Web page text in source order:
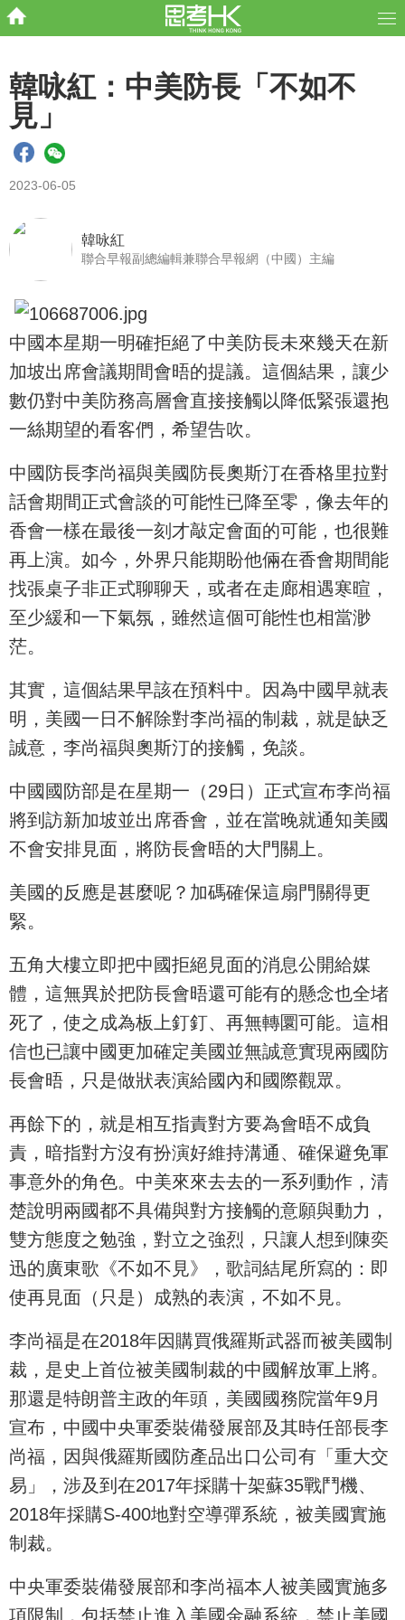
韓咏紅：中美防長「不如不
見」
2023-06-05
韓咏紅
聯合早報副總編輯兼聯合早報網（中國）主編
中國本星期一明確拒絕了中美防長未來幾天在新
加坡出席會議期間會晤的提議。這個結果，讓少
數仍對中美防務高層會直接接觸以降低緊張還抱
一絲期望的看客們，希望告吹。
中國防長李尚福與美國防長奧斯汀在香格里拉對
話會期間正式會談的可能性已降至零，像去年的
香會一樣在最後一刻才敲定會面的可能，也很難
再上演。如今，外界只能期盼他倆在香會期間能
找張桌子非正式聊聊天，或者在走廊相遇寒暄，
至少緩和一下氣氛，雖然這個可能性也相當渺
茫。
其實，這個結果早該在預料中。因為中國早就表
明，美國一日不解除對李尚福的制裁，就是缺乏
誠意，李尚福與奧斯汀的接觸，免談。
中國國防部是在星期一（29日）正式宣布李尚福
將到訪新加坡並出席香會，並在當晚就通知美國
不會安排見面，將防長會晤的大門關上。
美國的反應是甚麼呢？加碼確保這扇門關得更
緊。
五角大樓立即把中國拒絕見面的消息公開給媒
體，這無異於把防長會晤還可能有的懸念也全堵
死了，使之成為板上釘釘、再無轉圜可能。這相
信也已讓中國更加確定美國並無誠意實現兩國防
長會晤，只是做狀表演給國內和國際觀眾。
再餘下的，就是相互指責對方要為會晤不成負
責，暗指對方沒有扮演好維持溝通、確保避免軍
事意外的角色。中美來來去去的一系列動作，清
楚說明兩國都不具備與對方接觸的意願與動力，
雙方態度之勉強，對立之強烈，只讓人想到陳奕
迅的廣東歌《不如不見》，歌詞結尾所寫的：即
使再見面（只是）成熟的表演，不如不見。
李尚福是在2018年因購買俄羅斯武器而被美國制
裁，是史上首位被美國制裁的中國解放軍上將。
那還是特朗普主政的年頭，美國國務院當年9月
宣布，中國中央軍委裝備發展部及其時任部長李
尚福，因與俄羅斯國防產品出口公司有「重大交
易」，涉及到在2017年採購十架蘇35戰鬥機、
2018年採購S-400地對空導彈系統，被美國實施
制裁。
中央軍委裝備發展部和李尚福本人被美國實施多
項限制，包括禁止進入美國金融系統，禁止美國